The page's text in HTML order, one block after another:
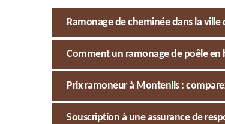
Ramonage de cheminée dans la
Comment un ramonage de poêle en
Prix ramoneur à Montenils :
Souscription à une assurance de